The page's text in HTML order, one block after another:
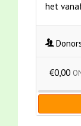
het
€0,00